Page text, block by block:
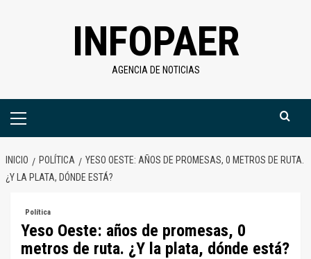
INFOPAER
AGENCIA DE NOTICIAS
Menú
INICIO POLÍTICA
YESO OESTE: AÑOS DE PROMESAS, 0 METROS DE RUTA.
¿Y LA PLATA, DÓNDE ESTÁ?
Política
Yeso Oeste: años de promesas, 0
metros de ruta. ¿Y la plata, dónde está?